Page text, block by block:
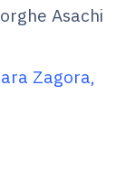
Asachi
Zagora,